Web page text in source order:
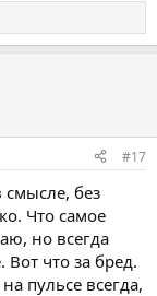
#17
смысле, без
Что самое
но всегда
что за бред.
пульсе всегда,